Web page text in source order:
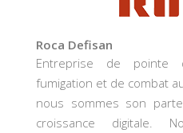
Roca Defisan
Entreprise de pointe
fumigation et de combat
nous sommes son
croissance digitale.